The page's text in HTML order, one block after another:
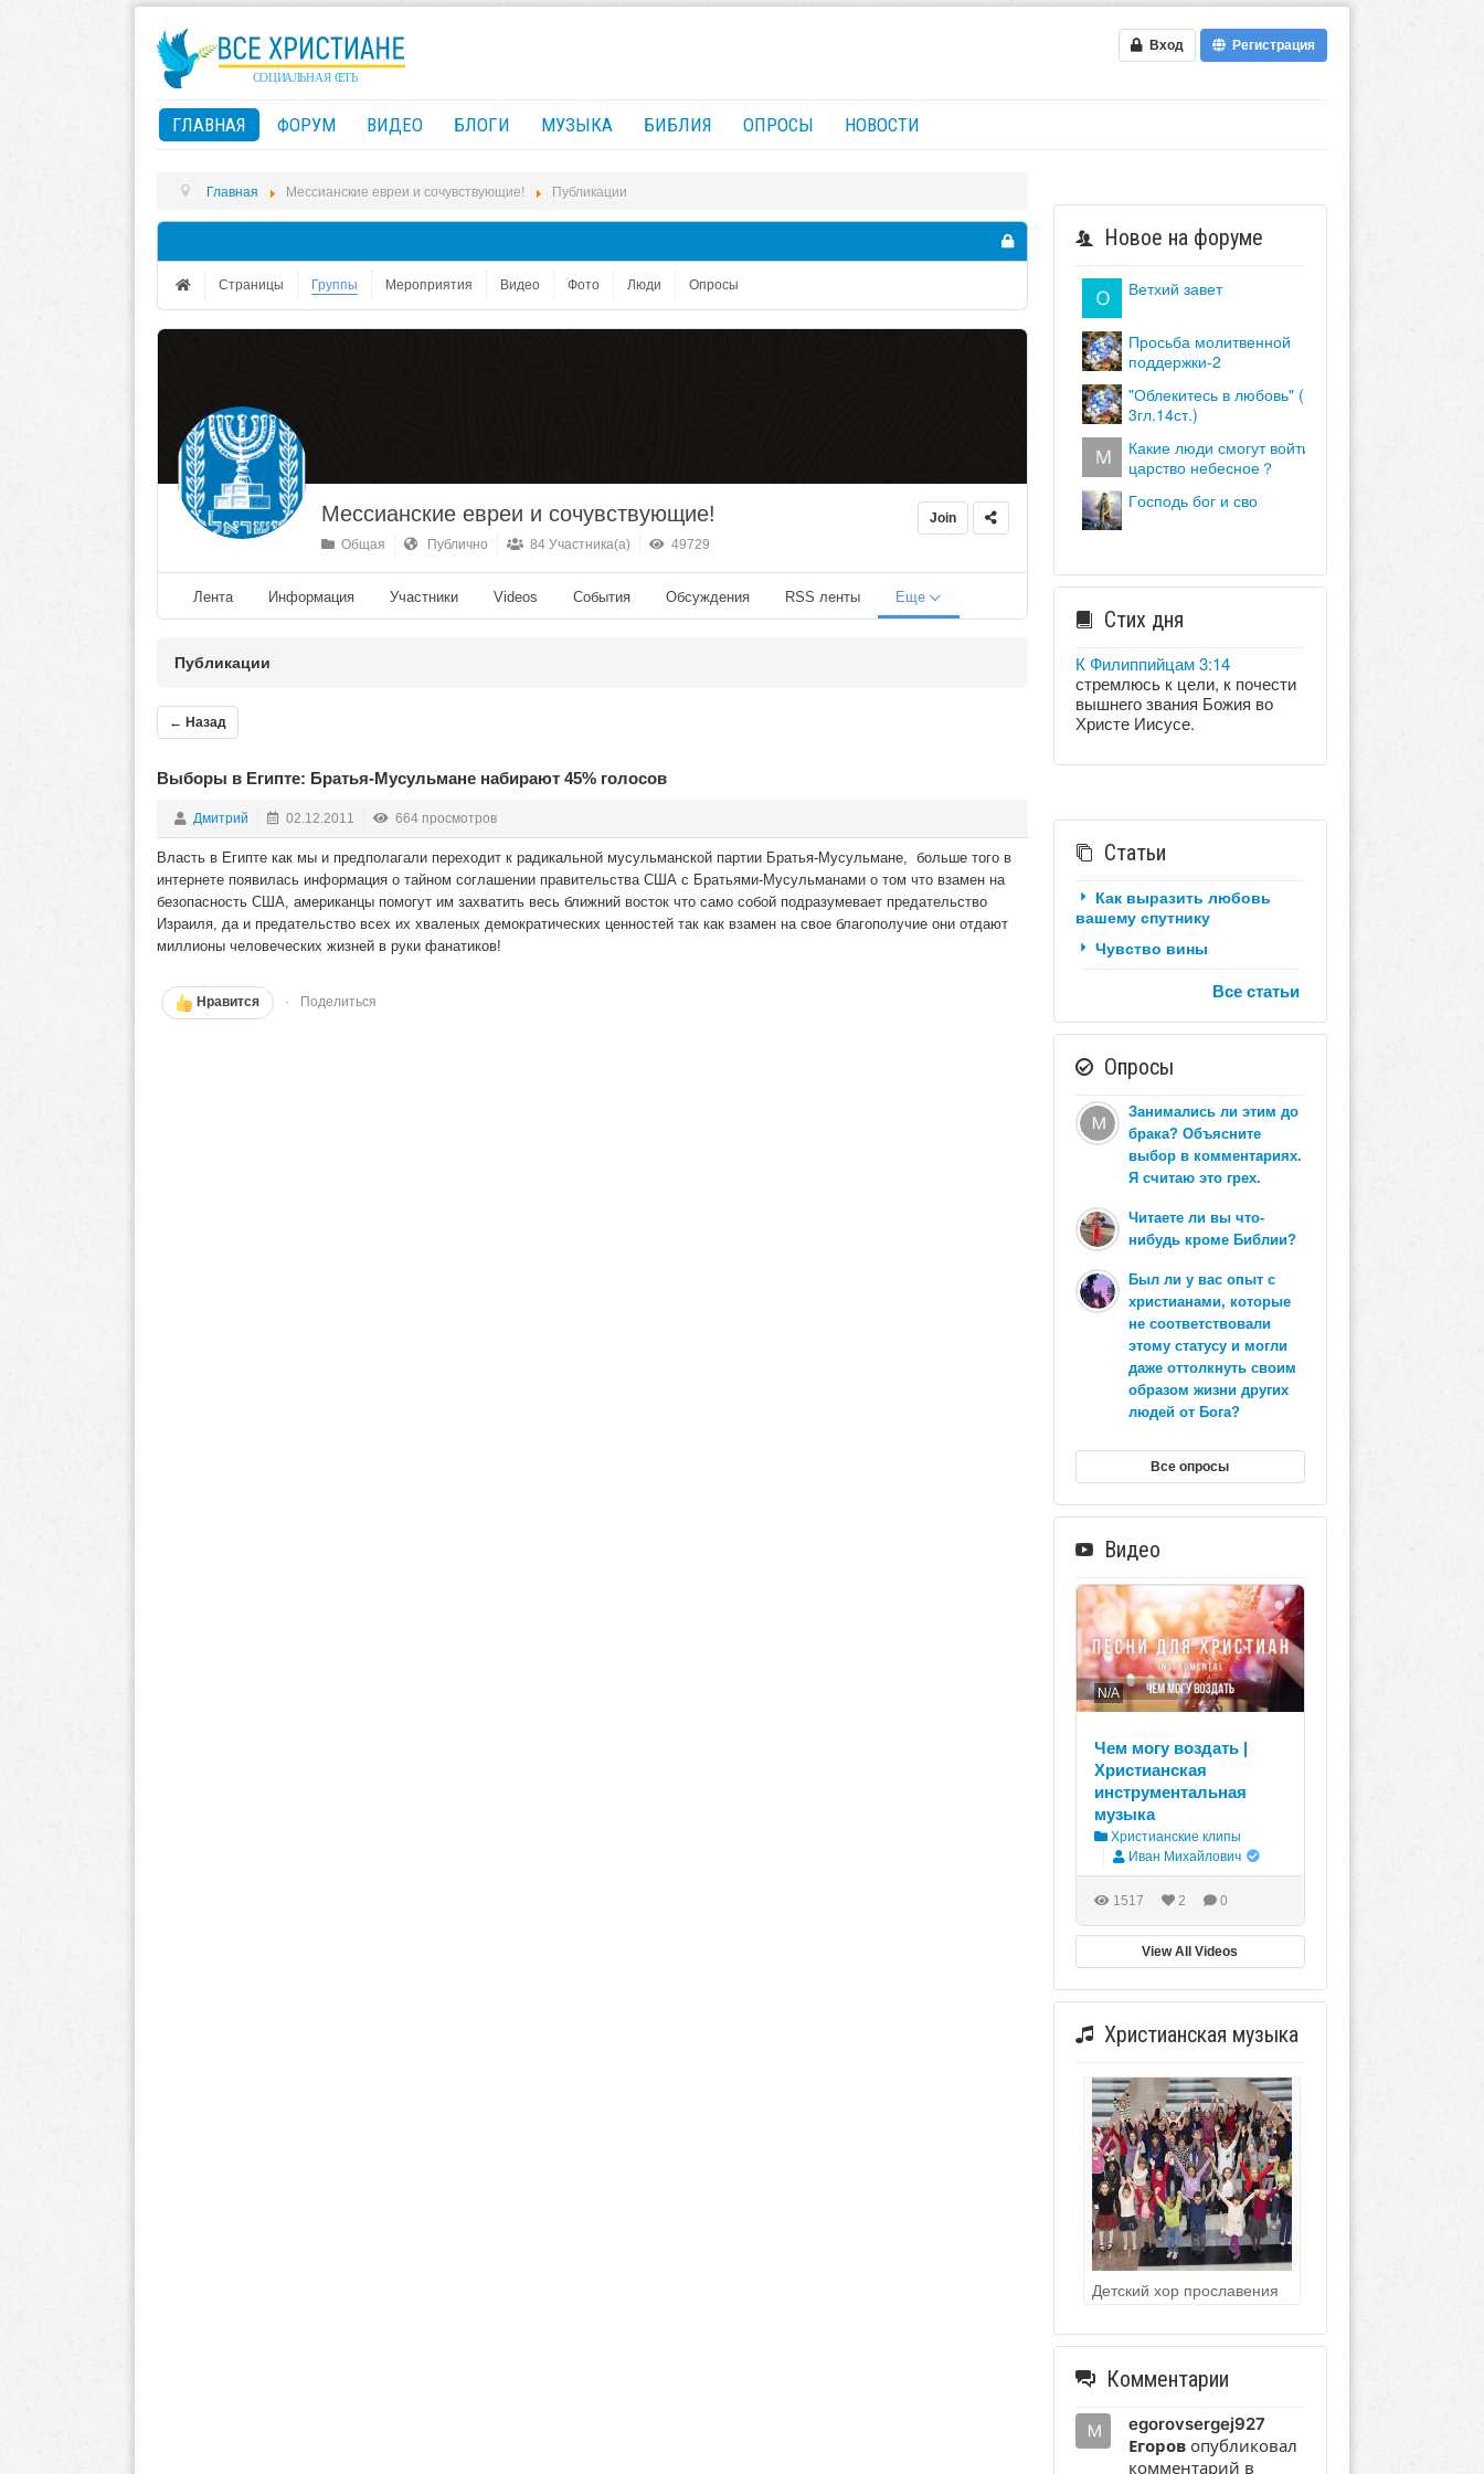
Вход Регистрация
ГЛАВНАЯ ФОРУМ ВИДЕО БЛОГИ МУЗЫКА БИБЛИЯ ОПРОСЫ НОВОСТИ
Главная Мессианские евреи и сочувствующие! Публикации
Страницы Группы Мероприятия Видео Фото Люди Опросы
Мессианские евреи и сочувствующие!
Общая Публично 84 Участника(а) 49729
Join
Лента Информация Участники Videos События Обсуждения RSS ленты Еще
Публикации
← Назад
Выборы в Египте: Братья-Мусульмане набирают 45% голосов
Дмитрий 02.12.2011 664 просмотров
Власть в Египте как мы и предполагали переходит к радикальной мусульманской партии Братья-Мусульмане, больше того в
интернете появилась информация о тайном соглашении правительства США с Братьями-Мусульманами о том что взамен на
безопасность США, американцы помогут им захватить весь ближний восток что само собой подразумевает предательство
Израиля, да и предательство всех их хваленых демократических ценностей так как взамен на свое благополучие они отдают
миллионы человеческих жизней в руки фанатиков!
Нравится Поделиться
Новое на форуме
ветхий завет
просьба молитвенной
поддержки-2
"облекитесь в любовь" (кол.
3гл.14ст.)
какие люди смогут войти в
царство небесное？
господь бог и сво
Стих дня
К Филиппийцам 3:14
стремлюсь к цели, к почести
вышнего звания Божия во
Христе Иисусе.
Статьи
Как выразить любовь
вашему спутнику
Чувство вины
Все статьи
Опросы
Занимались ли этим до
брака? Объясните
выбор в комментариях.
Я считаю это грех.
Читаете ли вы что-
нибудь кроме Библии?
Был ли у вас опыт с
христианами, которые
не соответствовали
этому статусу и могли
даже оттолкнуть своим
образом жизни других
людей от Бога?
Все опросы
Видео
N/A
Чем могу воздать |
Христианская
инструментальная
музыка
Христианские клипы
Иван Михайлович
1517 2 0
View All Videos
Христианская музыка
Детский хор прославения
Комментарии
egorovsergej927
Егоровопубликовал
комментарий в